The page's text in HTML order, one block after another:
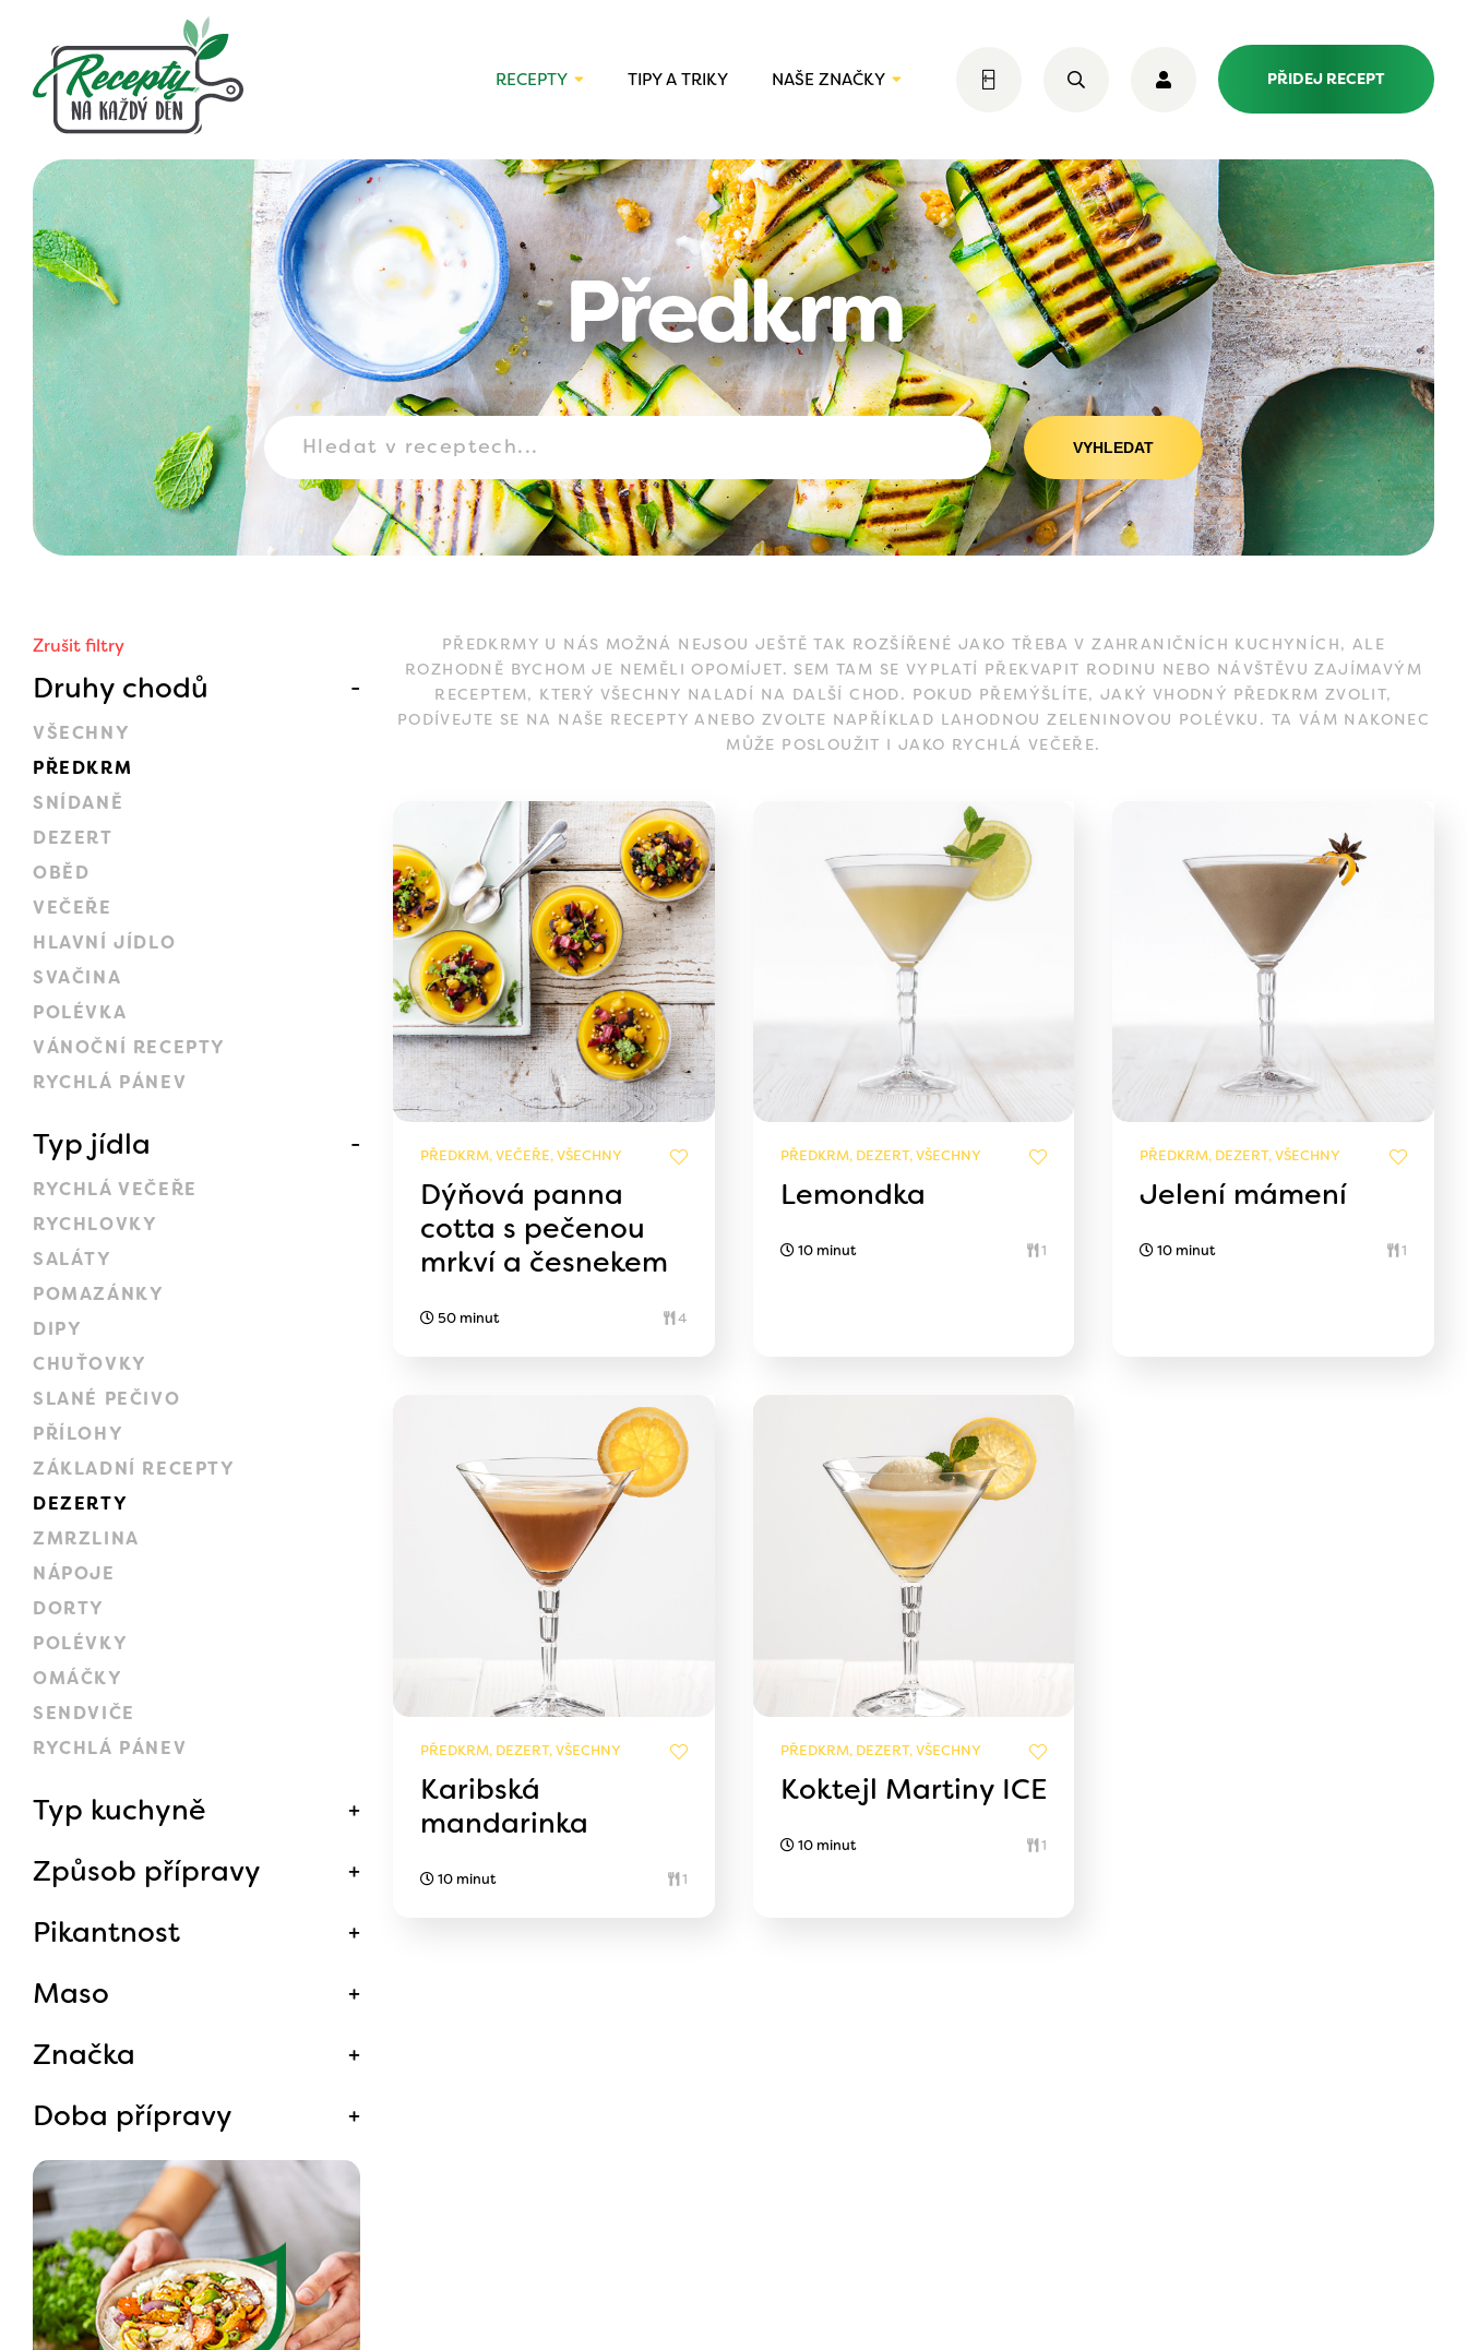
RECEPTY TIPY A TRIKY NAŠE ZNAČKY PŘIDEJ RECEPT
Předkrm
VYHLEDAT
Zrušit filtry
Druhy chodů
VŠECHNY
PŘEDKRM
SNÍDANĚ
DEZERT
OBĚD
VEČEŘE
HLAVNÍ JÍDLO
SVAČINA
POLÉVKA
VÁNOČNÍ RECEPTY
RYCHLÁ PÁNEV
Typ jídla
RYCHLÁ VEČEŘE
RYCHLOVKY
SALÁTY
POMAZÁNKY
DIPY
CHUŤOVKY
SLANÉ PEČIVO
PŘÍLOHY
ZÁKLADNÍ RECEPTY
DEZERTY
ZMRZLINA
NÁPOJE
DORTY
POLÉVKY
OMÁČKY
SENDVIČE
RYCHLÁ PÁNEV
Typ kuchyně
Způsob přípravy
Pikantnost
Maso
Značka
Doba přípravy
PŘEDKRMY U NÁS MOŽNÁ NEJSOU JEŠTĚ TAK ROZŠÍŘENÉ JAKO TŘEBA V ZAHRANIČNÍCH KUCHYNÍCH, ALE
ROZHODNĚ BYCHOM JE NEMĚLI OPOMÍJET. SEM TAM SE VYPLATÍ PŘEKVAPIT RODINU NEBO NÁVŠTĚVU ZAJÍMAVÝM
RECEPTEM, KTERÝ VŠECHNY NALADÍ NA DALŠÍ CHOD. POKUD PŘEMÝŠLÍTE, JAKÝ VHODNÝ PŘEDKRM ZVOLIT,
PODÍVEJTE SE NA NAŠE RECEPTY ANEBO ZVOLTE NAPŘÍKLAD LAHODNOU ZELENINOVOU POLÉVKU. TA VÁM NAKONEC
MŮŽE POSLOUŽIT I JAKO RYCHLÁ VEČEŘE.
PŘEDKRM, VEČEŘE, VŠECHNY
Dýňová panna
cotta s pečenou
mrkví a česnekem
50 minut 4
PŘEDKRM, DEZERT, VŠECHNY
Lemondka
10 minut 1
PŘEDKRM, DEZERT, VŠECHNY
Jelení mámení
10 minut 1
PŘEDKRM, DEZERT, VŠECHNY
Karibská
mandarinka
10 minut 1
PŘEDKRM, DEZERT, VŠECHNY
Koktejl Martiny ICE
10 minut 1